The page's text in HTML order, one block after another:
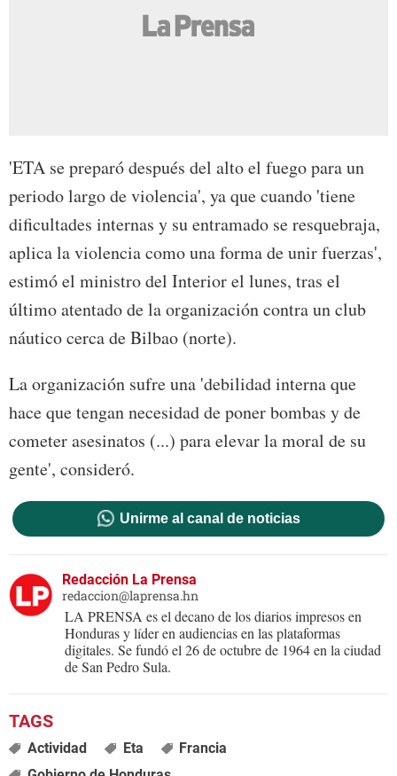
'ETA se preparó después del alto el fuego para un
periodo largo de violencia', ya que cuando 'tiene
dificultades internas y su entramado se resquebraja,
aplica la violencia como una forma de unir fuerzas',
estimó el ministro del Interior el lunes, tras el
último atentado de la organización contra un club
náutico cerca de Bilbao (norte).
La organización sufre una 'debilidad interna que
hace que tengan necesidad de poner bombas y de
cometer asesinatos (...) para elevar la moral de su
gente', consideró.
Unirme al canal de noticias
Redacción La Prensa
redaccion@laprensa.hn
LA PRENSA es el decano de los diarios impresos en
Honduras y líder en audiencias en las plataformas
digitales. Se fundó el 26 de octubre de 1964 en la ciudad
de San Pedro Sula.
Actividad Eta
Francia